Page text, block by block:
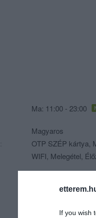
If you wish
Ma: 11:00 - 23:00
Magyaros
OTP SZÉP kártya,
WIFI, Melegétel,
bérbe egy
Ferences